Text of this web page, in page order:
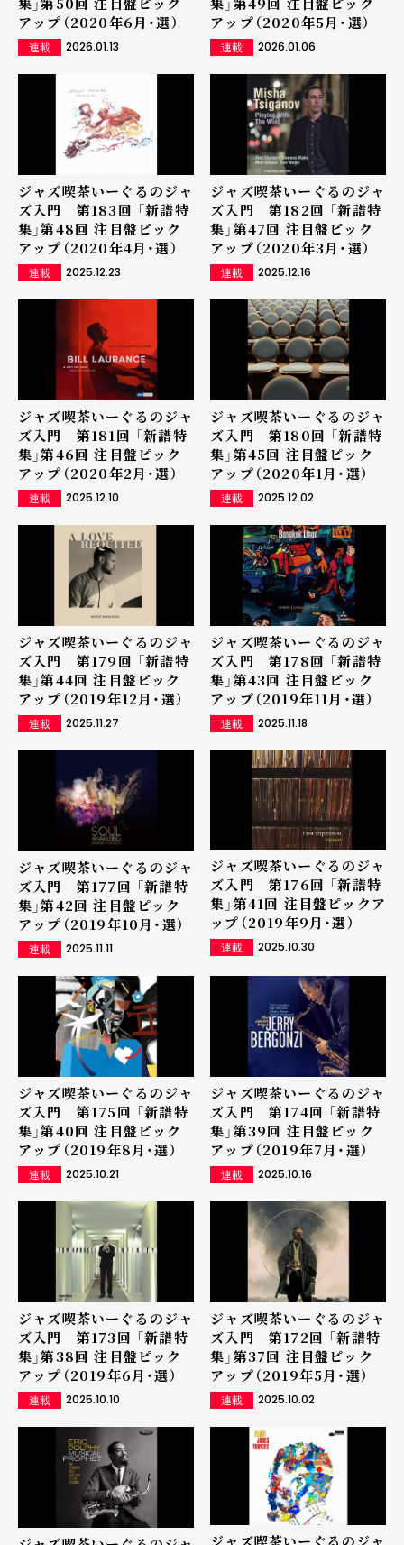
アップ（2020年6月・選）
連載 2026.01.13
アップ（2020年5月・選）
連載 2026.01.06
ジャズ喫茶いーぐるのジャ
ズ入門 第183回 「新譜特
集」第48回 注目盤ピック
アップ（2020年4月・選）
連載 2025.12.23
ジャズ喫茶いーぐるのジャ
ズ入門 第182回 「新譜特
集」第47回 注目盤ピック
アップ（2020年3月・選）
連載 2025.12.16
ジャズ喫茶いーぐるのジャ
ズ入門 第181回 「新譜特
集」第46回 注目盤ピック
アップ（2020年2月・選）
連載 2025.12.10
ジャズ喫茶いーぐるのジャ
ズ入門 第180回 「新譜特
集」第45回 注目盤ピック
アップ（2020年1月・選）
連載 2025.12.02
ジャズ喫茶いーぐるのジャ
ズ入門 第179回 「新譜特
集」第44回 注目盤ピック
アップ（2019年12月・選）
連載 2025.11.27
ジャズ喫茶いーぐるのジャ
ズ入門 第178回 「新譜特
集」第43回 注目盤ピック
アップ（2019年11月・選）
連載 2025.11.18
ジャズ喫茶いーぐるのジャ
ズ入門 第177回 「新譜特
集」第42回 注目盤ピック
アップ（2019年10月・選）
連載 2025.11.11
ジャズ喫茶いーぐるのジャ
ズ入門 第176回 「新譜特
集」第41回 注目盤ピックア
ップ（2019年9月・選）
連載 2025.10.30
ジャズ喫茶いーぐるのジャ
ズ入門 第175回 「新譜特
集」第40回 注目盤ピック
アップ（2019年8月・選）
連載 2025.10.21
ジャズ喫茶いーぐるのジャ
ズ入門 第174回 「新譜特
集」第39回 注目盤ピック
アップ（2019年7月・選）
連載 2025.10.16
ジャズ喫茶いーぐるのジャ
ズ入門 第173回 「新譜特
集」第38回 注目盤ピック
アップ（2019年6月・選）
連載 2025.10.10
ジャズ喫茶いーぐるのジャ
ズ入門 第172回 「新譜特
集」第37回 注目盤ピック
アップ（2019年5月・選）
連載 2025.10.02
ジャズ喫茶いーぐるのジャ